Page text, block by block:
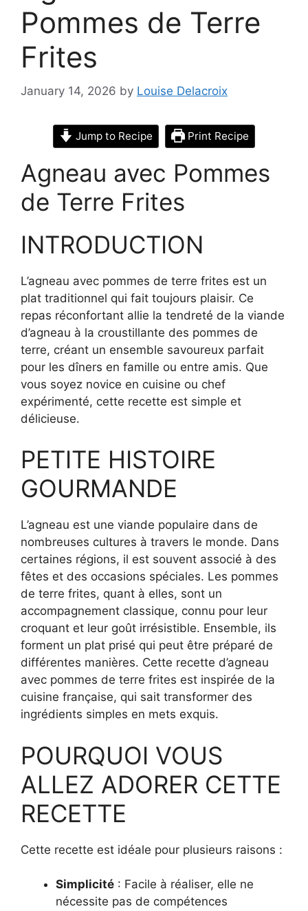
Pommes de Terre
Frites
January 14, 2026 by Louise Delacroix
Jump to Recipe Print Recipe
Agneau avec Pommes
de Terre Frites
INTRODUCTION
L’agneau avec pommes de terre frites est un
plat traditionnel qui fait toujours plaisir. Ce
repas réconfortant allie la tendreté de la viande
d’agneau à la croustillante des pommes de
terre, créant un ensemble savoureux parfait
pour les dîners en famille ou entre amis. Que
vous soyez novice en cuisine ou chef
expérimenté, cette recette est simple et
délicieuse.
PETITE HISTOIRE
GOURMANDE
L’agneau est une viande populaire dans de
nombreuses cultures à travers le monde. Dans
certaines régions, il est souvent associé à des
fêtes et des occasions spéciales. Les pommes
de terre frites, quant à elles, sont un
accompagnement classique, connu pour leur
croquant et leur goût irrésistible. Ensemble, ils
forment un plat prisé qui peut être préparé de
différentes manières. Cette recette d’agneau
avec pommes de terre frites est inspirée de la
cuisine française, qui sait transformer des
ingrédients simples en mets exquis.
POURQUOI VOUS
ALLEZ ADORER CETTE
RECETTE
Cette recette est idéale pour plusieurs raisons :
Simplicité : Facile à réaliser, elle ne
nécessite pas de compétences